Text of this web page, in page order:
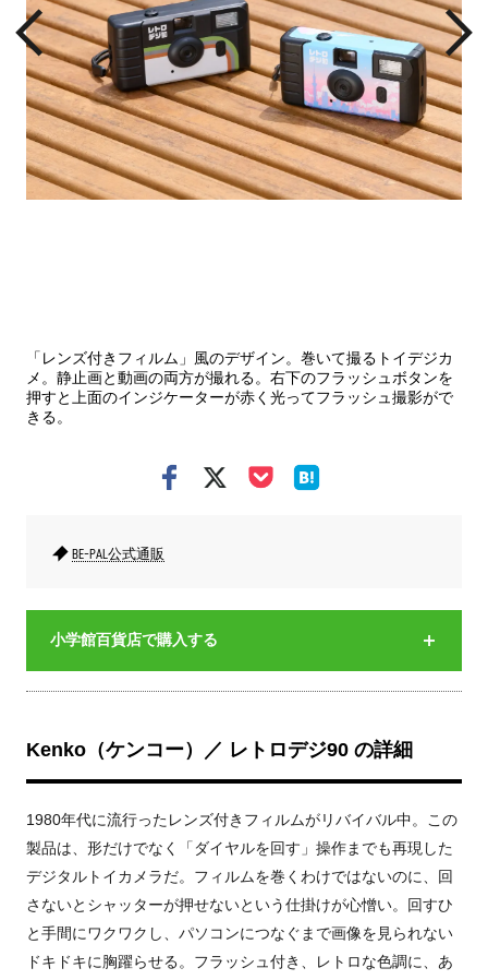
「レンズ付きフィルム」風のデザイン。巻いて撮るトイデジカ
メ。静止画と動画の両方が撮れる。右下のフラッシュボタンを
押すと上面のインジケーターが赤く光ってフラッシュ撮影がで
きる。
BE-PAL公式通販
小学館百貨店で購入する
Kenko（ケンコー）／ レトロデジ90 の詳細
1980年代に流行ったレンズ付きフィルムがリバイバル中。この
製品は、形だけでなく「ダイヤルを回す」操作までも再現した
デジタルトイカメラだ。フィルムを巻くわけではないのに、回
さないとシャッターが押せないという仕掛けが心憎い。回すひ
と手間にワクワクし、パソコンにつなぐまで画像を見られない
ドキドキに胸躍らせる。フラッシュ付き、レトロな色調に、あ